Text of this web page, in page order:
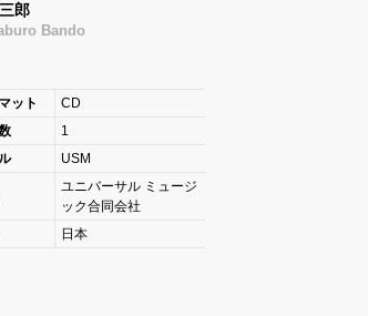
郎
Bando
ット
CD
1
USM
ユニバーサル ミュージ
ック合同会社
日本